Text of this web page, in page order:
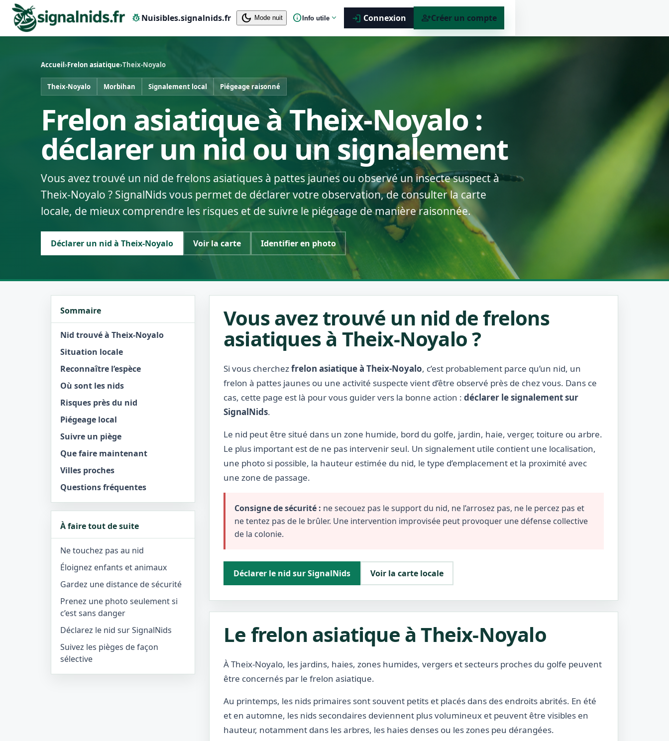
pest_controlNuisibles.signalnids.fr dark_mode Mode nuit infoInfo utile expand_more login Connexion person_addCréer un compte
Accueil›Frelon asiatique›Theix-Noyalo
Theix-Noyalo Morbihan Signalement local Piégeage raisonné
Frelon asiatique à Theix-Noyalo :
déclarer un nid ou un signalement
Vous avez trouvé un nid de frelons asiatiques à pattes jaunes ou observé un insecte suspect à
Theix-Noyalo ? SignalNids vous permet de déclarer votre observation, de consulter la carte
locale, de mieux comprendre les risques et de suivre le piégeage de manière raisonnée.
Déclarer un nid à Theix-Noyalo Voir la carte Identifier en photo
Sommaire
Nid trouvé à Theix-Noyalo
Situation locale
Reconnaître l’espèce
Où sont les nids
Risques près du nid
Piégeage local
Suivre un piège
Que faire maintenant
Villes proches
Questions fréquentes
À faire tout de suite
Ne touchez pas au nid
Éloignez enfants et animaux
Gardez une distance de sécurité
Prenez une photo seulement si
c’est sans danger
Déclarez le nid sur SignalNids
Suivez les pièges de façon
sélective
Vous avez trouvé un nid de frelons
asiatiques à Theix-Noyalo ?
Si vous cherchezfrelon asiatique à Theix-Noyalo, c’est probablement parce qu’un nid, un
frelon à pattes jaunes ou une activité suspecte vient d’être observé près de chez vous. Dans ce
cas, cette page est là pour vous guider vers la bonne action : déclarer le signalement sur
SignalNids.
Le nid peut être situé dans un zone humide, bord du golfe, jardin, haie, verger, toiture ou arbre.
Le plus important est de ne pas intervenir seul. Un signalement utile contient une localisation,
une photo si possible, la hauteur estimée du nid, le type d’emplacement et la proximité avec
une zone de passage.
Consigne de sécurité : ne secouez pas le support du nid, ne l’arrosez pas, ne le percez pas et
ne tentez pas de le brûler. Une intervention improvisée peut provoquer une défense collective
de la colonie.
Déclarer le nid sur SignalNids Voir la carte locale
Le frelon asiatique à Theix-Noyalo
À Theix-Noyalo, les jardins, haies, zones humides, vergers et secteurs proches du golfe peuvent
être concernés par le frelon asiatique.
Au printemps, les nids primaires sont souvent petits et placés dans des endroits abrités. En été
et en automne, les nids secondaires deviennent plus volumineux et peuvent être visibles en
hauteur, notamment dans les arbres, les haies denses ou les zones peu dérangées.